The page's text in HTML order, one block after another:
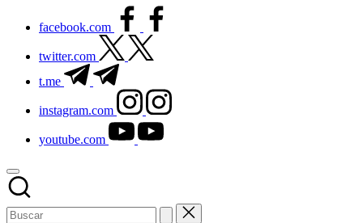
facebook.com
twitter.com
t.me
instagram.com
youtube.com